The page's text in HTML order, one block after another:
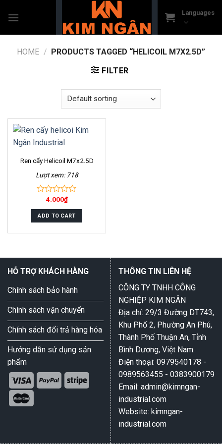
Languages
HOME / PRODUCTS TAGGED “HELICOIL M7X2.5D”
FILTER
Ren cấy Helicoil M7x2.5D
Lượt xem: 718
out
of
5
4.000₫
ADD TO CART
HỖ TRỢ KHÁCH HÀNG
Chính sách bảo hành
Chính sách vận chuyển
Chính sách đổi trả hàng hóa
Hướng dẫn sử dụng sản
phẩm
THÔNG TIN LIÊN HỆ
CÔNG TY TNHH CÔNG
NGHIỆP KIM NGÂN
Địa chỉ: 29/3 Đường DT743,
Khu Phố 2, Phường An Phú,
Thành Phố Thuận An, Tỉnh
Bình Dương, Việt Nam.
Điện thoại: 0979540178 -
0989563455 - 0383900179
Email: admin@kimngan-
industrial.com
Website: kimngan-
industrial.com